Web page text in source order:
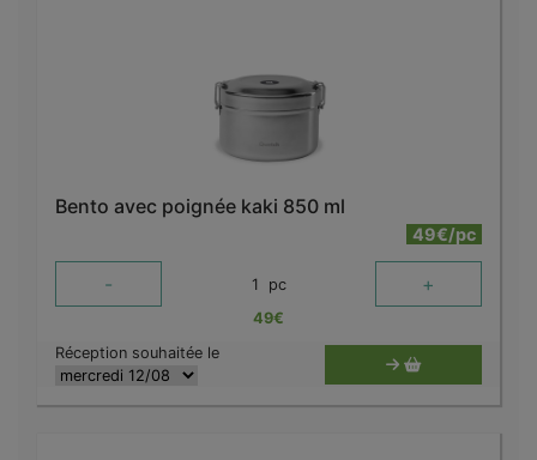
Bento avec poignée kaki 850 ml
49€/pc
- 1 pc +
49€
Réception souhaitée le